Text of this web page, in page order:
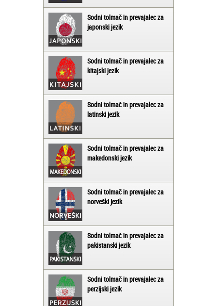
Sodni tolmač in prevajalec za
japonski jezik
Sodni tolmač in prevajalec za
kitajski jezik
Sodni tolmač in prevajalec za
latinski jezik
Sodni tolmač in prevajalec za
makedonski jezik
Sodni tolmač in prevajalec za
norveški jezik
Sodni tolmač in prevajalec za
pakistanski jezik
Sodni tolmač in prevajalec za
perzijski jezik